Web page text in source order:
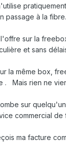
passage à la fibre.
sur la
et sans
la même box,
. Mais rien ne
sur
commercial
ma facture